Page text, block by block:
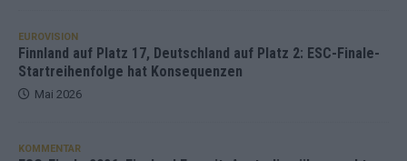
EUROVISION
Finnland auf Platz 17, Deutschland auf Platz 2: ESC-Finale-
Startreihenfolge hat Konsequenzen
Mai 2026
KOMMENTAR